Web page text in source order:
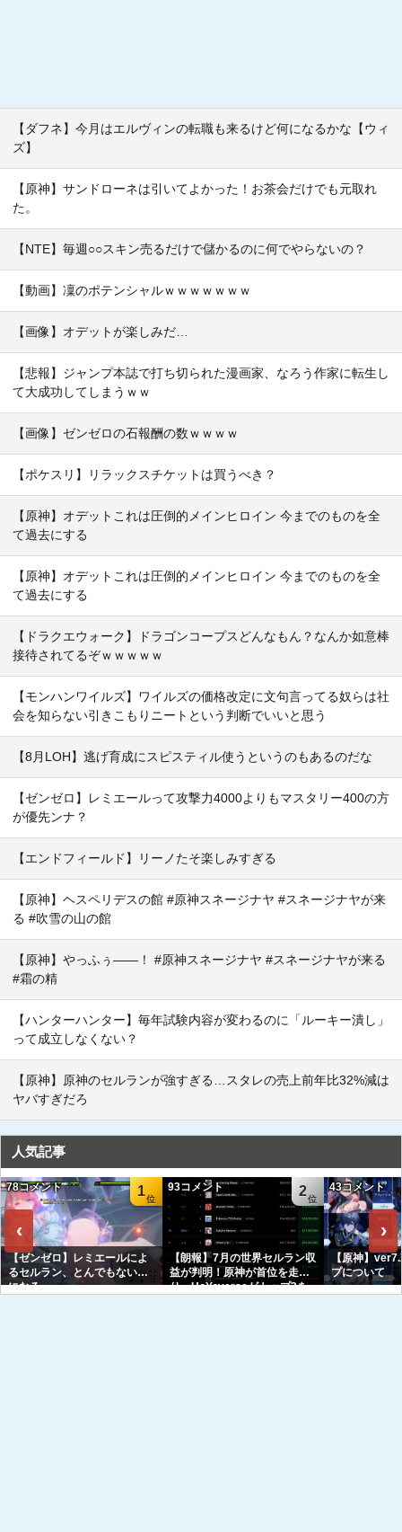
【ダフネ】今月はエルヴィンの転職も来るけど何になるかな【ウィ
ズ】
【原神】サンドローネは引いてよかった！お茶会だけでも元取れ
た。
【NTE】毎週○○スキン売るだけで儲かるのに何でやらないの？
【動画】凜のポテンシャルｗｗｗｗｗｗｗ
【画像】オデットが楽しみだ…
【悲報】ジャンプ本誌で打ち切られた漫画家、なろう作家に転生し
て大成功してしまうｗｗ
【画像】ゼンゼロの石報酬の数ｗｗｗｗ
【ポケスリ】リラックスチケットは買うべき？
【原神】オデットこれは圧倒的メインヒロイン 今までのものを全
て過去にする
【原神】オデットこれは圧倒的メインヒロイン 今までのものを全
て過去にする
【ドラクエウォーク】ドラゴンコープスどんなもん？なんか如意棒
接待されてるぞｗｗｗｗｗ
【モンハンワイルズ】ワイルズの価格改定に文句言ってる奴らは社
会を知らない引きこもりニートという判断でいいと思う
【8月LOH】逃げ育成にスピスティル使うというのもあるのだな
【ゼンゼロ】レミエールって攻撃力4000よりもマスタリー400の方
が優先ンナ？
【エンドフィールド】リーノたそ楽しみすぎる
【原神】ヘスペリデスの館 #原神スネージナヤ #スネージナヤが来
る #吹雪の山の館
【原神】やっふぅ——！ #原神スネージナヤ #スネージナヤが来る
#霜の精
【ハンターハンター】毎年試験内容が変わるのに「ルーキー潰し」
って成立しなくない？
【原神】原神のセルランが強すぎる…スタレの売上前年比32%減は
ヤバすぎだろ
人気記事
‹
1
78コメント
【ゼンゼロ】レミエールによ
るセルラン、とんでもない事
になる
2
93コメント
【朗報】7月の世界セルラン収
益が判明！原神が首位を走
り、HoYoverseがトップ3を
43コメント
【原神】
プについて
›